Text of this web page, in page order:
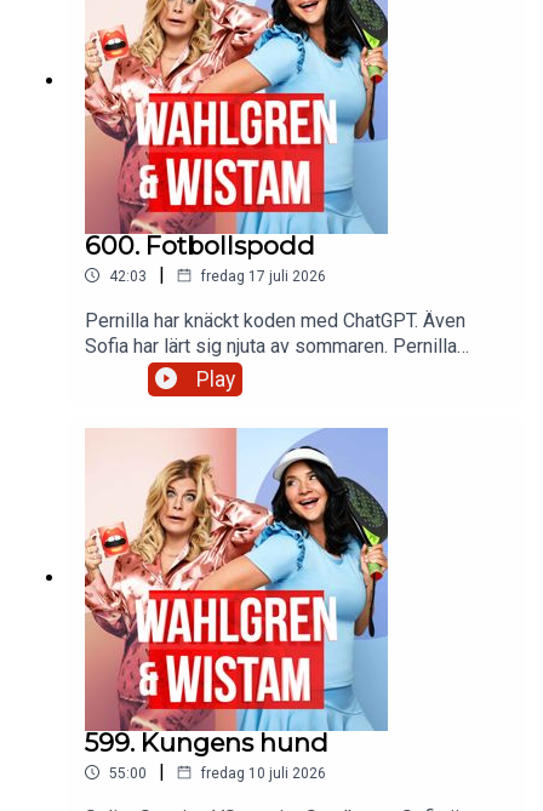
600. Fotbollspodd
42:03 | fredag 17 juli 2026
Pernilla har knäckt koden med ChatGPT. Även
Sofia har lärt sig njuta av sommaren. Pernilla
skavmaxar med lite tandvärk och Sofias algoritm
visar Haaland i alla dess former. En kille säljer
sätt att finansiera Perillas väskor? Och så en
outgiven duett med Micael Jackson och Freddie
Mercery.
Play
599. Kungens hund
55:00 | fredag 10 juli 2026